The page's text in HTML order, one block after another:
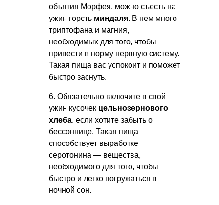
объятия Морфея, можно съесть на
ужин горсть миндаля. В нем много
триптофана и магния,
необходимых для того, чтобы
привести в норму нервную систему.
Такая пища вас успокоит и поможет
быстро заснуть.
6. Обязательно включите в свой
ужин кусочек цельнозернового
хлеба, если хотите забыть о
бессоннице. Такая пища
способствует выработке
серотонина — вещества,
необходимого для того, чтобы
быстро и легко погружаться в
ночной сон.